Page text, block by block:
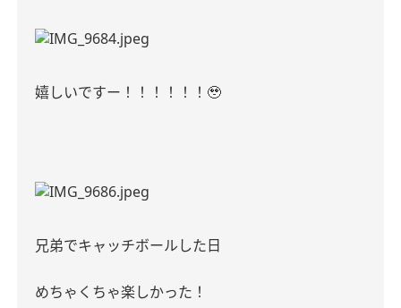
嬉しいですー！！！！！！ 🥹
兄弟でキャッチボールした日
めちゃくちゃ楽しかった！